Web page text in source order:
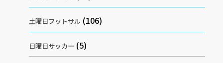
土曜日フットサル (106)
日曜日サッカー (5)